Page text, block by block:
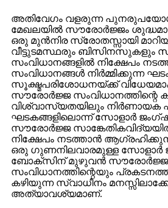
അതിവേഗം വളരുന്ന
മേഖലയിൽ സൗരോർജ്ജം
ഒരു മുൻനിര സ്രോതസ്സായി
വീട്ടുടമസ്ഥരും ബിസിനസുകളും
സംവിധാനങ്ങളിൽ നിക്ഷേപം
സംവിധാനങ്ങൾ നിർമ്മിക്കുന്ന
സൂക്ഷ്മപരിശോധനയ്ക്ക്
സൗരോർജ്ജ സംവിധാനത്തിന്റെ
വിശ്വാസ്യതയിലും നിർണായക
ഘടകങ്ങളിലൊന്ന് സോളാർ
സൗരോർജ്ജ
നിക്ഷേപം നടത്താൻ
ഒരു ഗുണനിലവാരമുള്ള സോളാർ
ബോക്സിന് മുഴുവൻ സൗരോർജ്ജ
സംവിധാനത്തിന്റെയും
കഴിയുന്ന സ്വാധീനം
അത്യാവശ്യമാണ്.